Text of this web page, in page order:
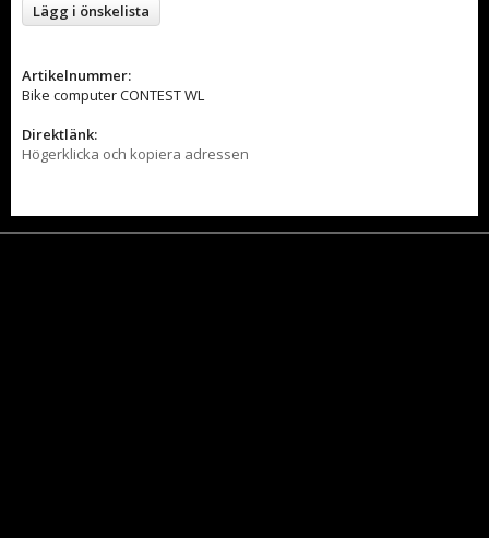
Lägg i önskelista
Artikelnummer:
Bike computer CONTEST WL
Direktlänk:
Högerklicka och kopiera adressen